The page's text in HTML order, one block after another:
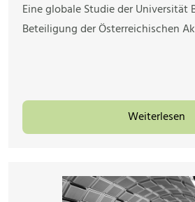
Eine globale Studie der Universität
Beteiligung der Österreichischen
Weiterlesen